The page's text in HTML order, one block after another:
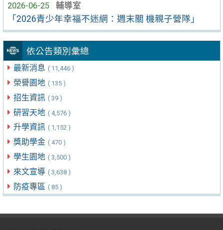
2026-06-25
輔導室
「2026青少年幸福不迷網：週末關 機親子營隊」
依公告類別彙總
最新消息 ( 11,446 )
榮譽園地 ( 135 )
招生資訊 ( 39 )
研習天地 ( 4,576 )
升學資訊 ( 1,152 )
獎助學金 ( 470 )
學生園地 ( 3,500 )
來文宣導 ( 3,638 )
防疫專區 ( 85 )